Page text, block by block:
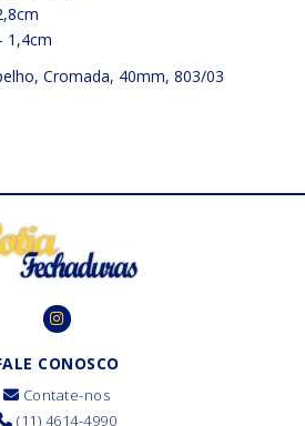
1,4cm
, Cromada, 40mm, 803/03
CONOSCO
Contate-nos
(11) 4614-4990